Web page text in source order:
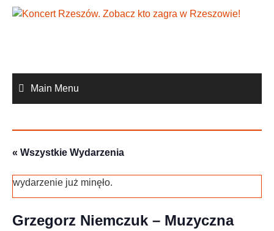
Skip
Main Menu
« Wszystkie Wydarzenia
wydarzenie już minęło.
Grzegorz Niemczuk – Muzyczna